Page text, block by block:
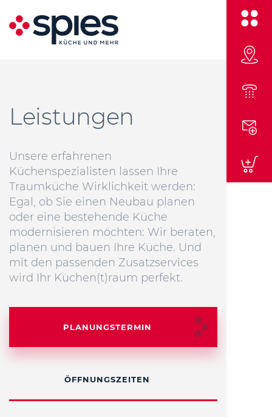
Leistungen
Unsere erfahrenen
Küchenspezialisten lassen Ihre
Traumküche Wirklichkeit werden:
Egal, ob Sie einen Neubau planen
oder eine bestehende Küche
modernisieren möchten: Wir beraten,
planen und bauen Ihre Küche. Und
mit den passenden Zusatzservices
wird Ihr Küchen(t)raum perfekt.
PLANUNGSTERMIN
ÖFFNUNGSZEITEN